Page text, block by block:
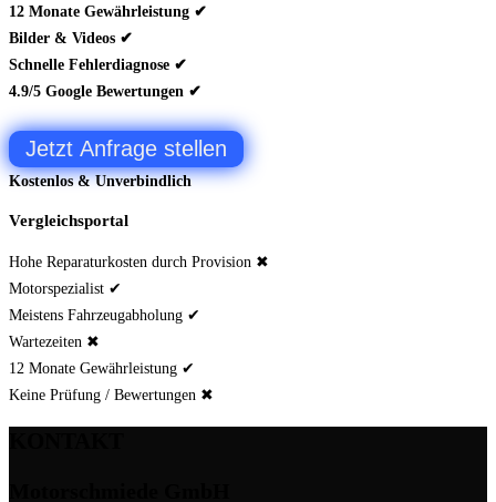
12 Monate Gewährleistung ✔
Bilder & Videos ✔
Schnelle Fehlerdiagnose ✔
4.9/5 Google Bewertungen ✔
Jetzt Anfrage stellen
Kostenlos & Unverbindlich
Vergleichsportal
Hohe Reparaturkosten durch Provision ✖
Motorspezialist ✔
Meistens Fahrzeugabholung ✔
Wartezeiten ✖
12 Monate Gewährleistung ✔
Keine Prüfung / Bewertungen ✖